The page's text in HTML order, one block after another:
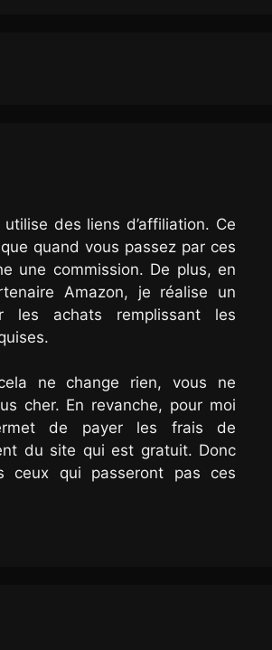
des liens d’affiliation. Ce
quand vous passez par ces
une commission. De plus, en
Amazon, je réalise un
les achats remplissant les
ne change rien, vous ne
cher. En revanche, pour moi
de payer les frais de
du site qui est gratuit. Donc
ceux qui passeront pas ces